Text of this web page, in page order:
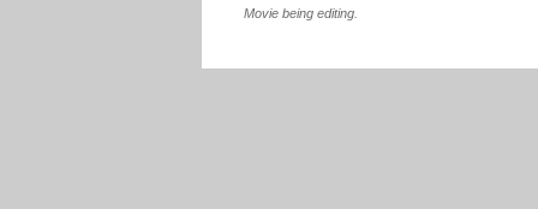
Movie being editing.